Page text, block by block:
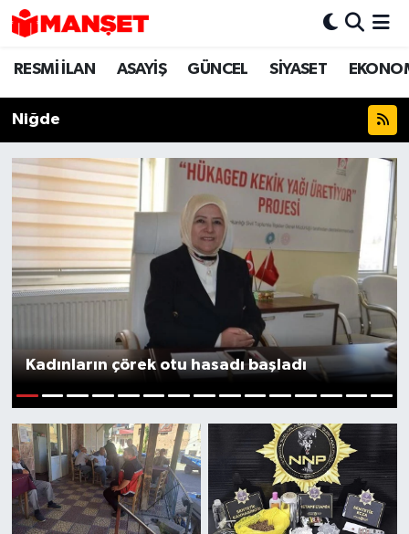
RESMİ İLAN ASAYİŞ GÜNCEL SİYASET
Niğde
Kadınların çörek otu hasadı başladı
Hava Durumu
Trafik Durumu
Süper Lig Puan Durumu ve Fikstür
Tüm Manşetler
Son Dakika Haberleri
Haber Arşivi